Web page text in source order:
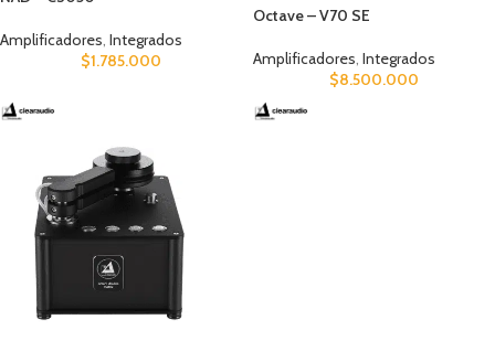
Amplificadores, Integrados
$1.785.000
Octave – V70 SE
Amplificadores, Integrados
$8.500.000